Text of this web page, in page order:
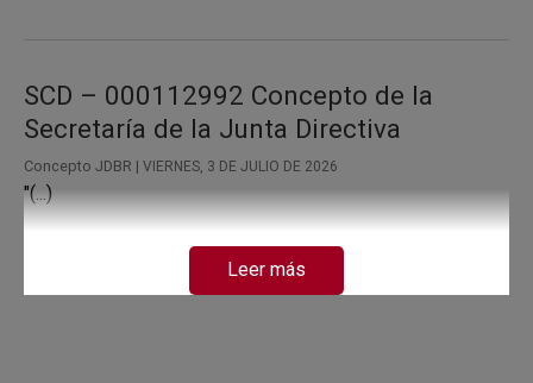
SCD – 000112992 Concepto de la
Secretaría de la Junta Directiva
Concepto JDBR | VIERNES, 3 DE JULIO DE 2026
"(...)
Recibimos su comunicación con la propuesta de un “nuevo
sistema monetario para América Latina” incluyendo la
información sobre su “protocolo de criptomoneda sin
Leer más